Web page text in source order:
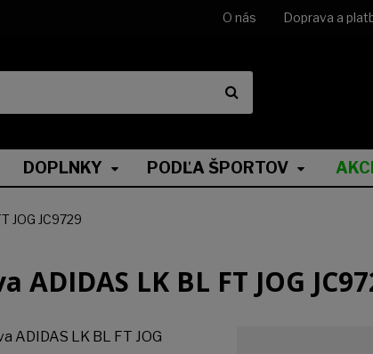
O nás Doprava a
DOPLNKY PODĽA ŠPORTOV
JOG JC9729
LK BL FT JOG
ADIDAS LK BL FT JOG